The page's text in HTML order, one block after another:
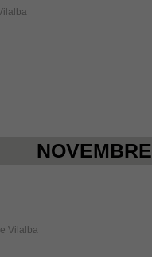
NOVEMBRE
Vilalba